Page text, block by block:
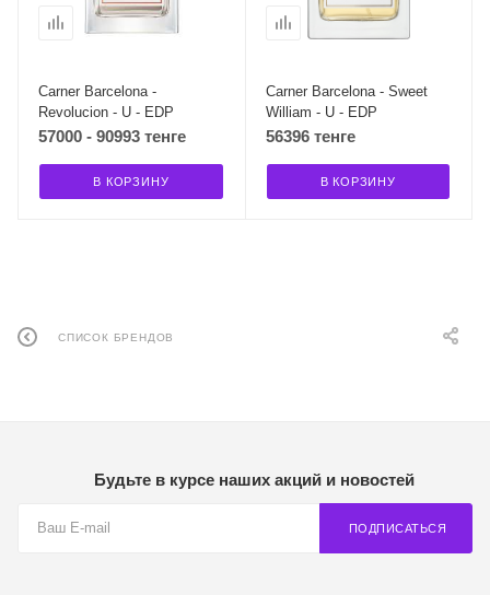
Carner Barcelona -
Revolucion - U - EDP
57000 - 90993 тенге
В КОРЗИНУ
Carner Barcelona - Sweet
William - U - EDP
56396 тенге
В КОРЗИНУ
СПИСОК БРЕНДОВ
Будьте в курсе наших акций и новостей
ПОДПИСАТЬСЯ